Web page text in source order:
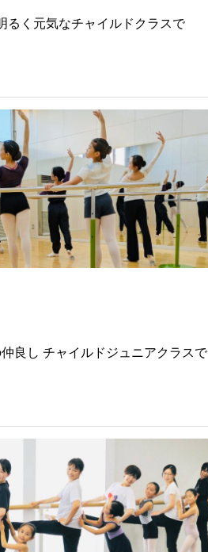
エスポワール
るく元気なチャイルドクラスで
良し チャイルドジュニアクラスで